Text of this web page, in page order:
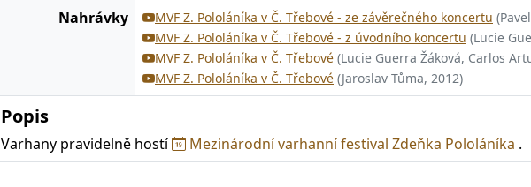
Nahrávky MVF Z. Pololáníka v Č. Třebové - ze závěrečného koncertu
MVF Z. Pololáníka v Č. Třebové - z úvodního koncertu (Lucie
MVF Z. Pololáníka v Č. Třebové (Lucie Guerra Žáková, Carlos
MVF Z. Pololáníka v Č. Třebové (Jaroslav Tůma, 2012)
Popis
Varhany pravidelně hostí Mezinárodní varhanní festival Zdeňka Pololáníka .